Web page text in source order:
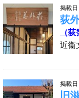
掲載
荻
（荻
近衞
掲載
旧